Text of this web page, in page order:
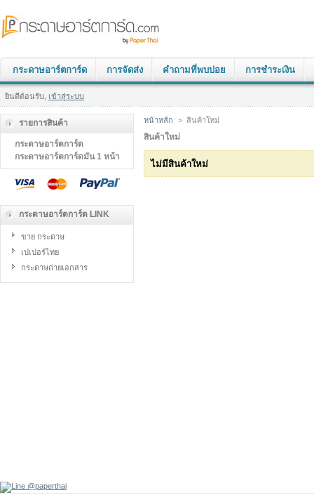
กระดาษอาร์ตการ์ด การจัดส่ง คำถามที่พบบ่อย การชำระเงิน
ยินดีต้อนรับ, เข้าสู่ระบบ
รายการสินค้า
กระดาษอาร์ตการ์ด
กระดาษอาร์ตการ์ดมัน 1 หน้า
กระดาษอาร์ตการ์ด LINK
ขาย กระดาษ
เปเปอร์ไทย
กระดาษถ่ายเอกสาร
หน้าหลัก > สินค้าใหม่
สินค้าใหม่
ไม่มีสินค้าใหม่